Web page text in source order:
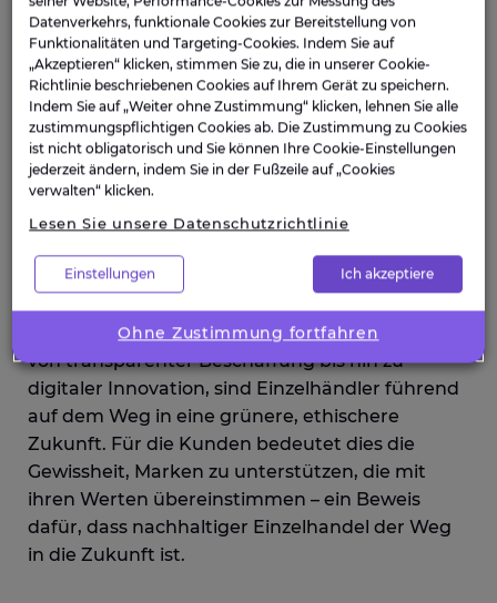
werden. Damit tragen sie zu SDG 9 bei und
zeigen, wie Innovation nachhaltigen Fortschritt
fördern kann.
7. Grüne Zukunft für den
Einzelhandel
Im Jahr 2025 ist Nachhaltigkeit im Einzelhandel
mehr als eine Strategie
sie ist ein Bekenntnis,
Werte zu schaffen und gleichzeitig Schaden für
die Umwelt und die Gesellschaft zu minimieren.
Durch die Einführung nachhaltiger Praktiken,
von transparenter Beschaffung bis hin zu
digitaler Innovation, sind Einzelhändler führend
auf dem Weg in eine grünere, ethischere
Zukunft. Für die Kunden bedeutet dies die
Gewissheit, Marken zu unterstützen, die mit
ihren Werten übereinstimmen – ein Beweis
dafür, dass nachhaltiger Einzelhandel der Weg
in die Zukunft ist.
Datenverkehrs, funktionale Cookies zur Bereitstellung von
Funktionalitäten und Targeting-Cookies. Indem Sie auf
„Akzeptieren“ klicken, stimmen Sie zu, die in unserer Cookie-
Richtlinie beschriebenen Cookies auf Ihrem Gerät zu speichern.
Indem Sie auf „Weiter ohne Zustimmung“ klicken, lehnen Sie alle
zustimmungspflichtigen Cookies ab. Die Zustimmung zu Cookies
ist nicht obligatorisch und Sie können Ihre Cookie-Einstellungen
jederzeit ändern, indem Sie in der Fußzeile auf „Cookies
verwalten“ klicken.
Lesen Sie unsere Datenschutzrichtlinie
Einstellungen Ich akzeptiere
Ohne Zustimmung fortfahren